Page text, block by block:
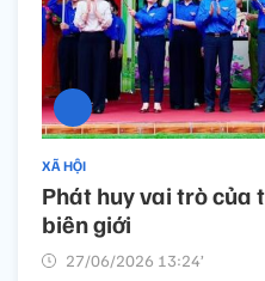
XÃ HỘI
Phát huy vai trò của
biên giới
27/06/2026 13:24’